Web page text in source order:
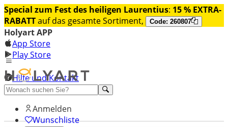
Special zum Fest des heiligen Laurentius: 15 % EXTRA-
RABATTauf das gesamte Sortiment, Code: 260807
Holyart APP
App Store
Play Store
Hilfe und Kontakt
Entdecken Sie Premium
Anmelden
Wunschliste